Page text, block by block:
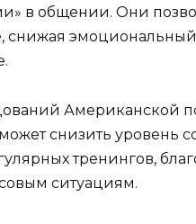
в общении. Они
снижая
Американской
снизить уровень
тренингов,
ситуациям.